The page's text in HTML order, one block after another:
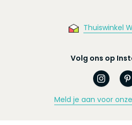
Thuiswinkel
Volg ons op
Meld je aan voor